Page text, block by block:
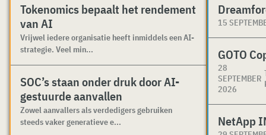
Tokenomics bepaalt het rendement
van AI
Vrijwel iedere organisatie heeft inmiddels een AI-
strategie. Veel min...
SOC’s staan onder druk door AI-
gestuurde aanvallen
Zowel aanvallers als verdedigers gebruiken
steeds vaker generatieve e...
15
GOTO
28
SEPTEMBER
2026
NetApp